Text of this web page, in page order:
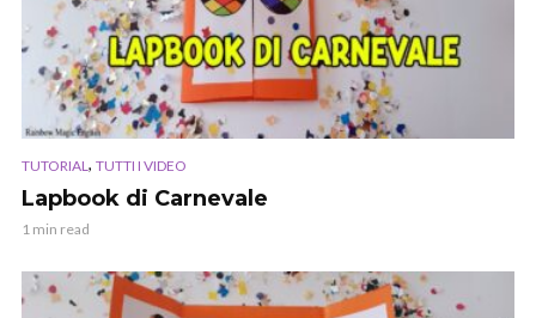
TUTORIAL , TUTTI I VIDEO
Lapbook di Carnevale
1 min read